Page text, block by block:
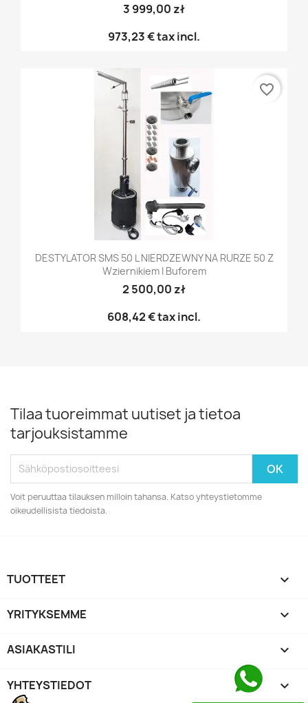
3 999,00 zł
973,23 €tax incl.
DESTYLATOR SMS 50 L NIERDZEWNY NA RURZE 50 Z
Wziernikiem I Buforem
2 500,00 zł
608,42 €tax incl.
favorite_border
Tilaa tuoreimmat uutiset ja tietoa
tarjouksistamme
Voit peruuttaa tilauksen milloin tahansa. Katso yhteystietomme
oikeudellisista tiedoista.
TUOTTEET 
YRITYKSEMME 
ASIAKASTILI 
YHTEYSTIEDOT keyboard_arrow_down